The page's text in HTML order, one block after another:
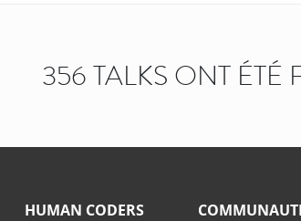
356 TALKS ONT ÉTÉ
HUMAN CODERS